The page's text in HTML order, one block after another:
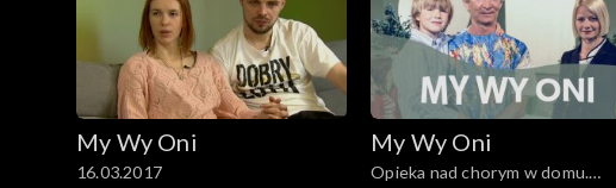
My Wy Oni
16.03.2017
My Wy Oni
Opieka nad chorym w domu.